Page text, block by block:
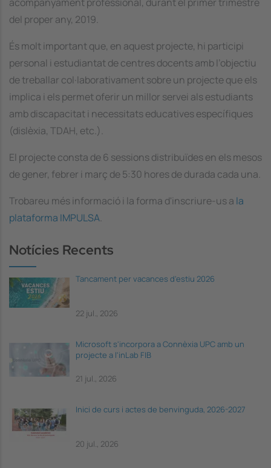
del proper any, 2019.
És molt important que, en aquest projecte, hi participi
personal i estudiantat de centres docents amb l’objectiu
de treballar col·laborativament sobre un projecte que els
implica i els permet oferir un millor servei als estudiants
amb discapacitat i necessitats educatives específiques
(dislèxia, TDAH, etc.).
El projecte consta de 6 sessions distribuïdes en els mesos
de gener, febrer i març de 5:30 hores de durada cada una.
Trobareu més informació i la forma d'inscriure-us a la
plataforma IMPULSA.
Notícies Recents
Tancament per vacances d'estiu 2026
22 jul., 2026
Microsoft s'incorpora a Connèxia UPC amb un
projecte a l'inLab FIB
21 jul., 2026
Inici de curs i actes de benvinguda, 2026-2027
20 jul., 2026